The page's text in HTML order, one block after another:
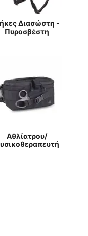
Διασώστη -
Πυροσβέστη
Αθλίατρου/